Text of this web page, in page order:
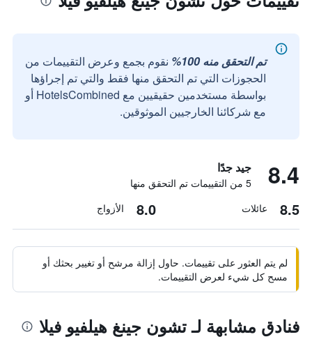
تم التحقق منه 100%
نقوم بجمع وعرض التقييمات من
الحجوزات التي تم التحقق منها فقط والتي تم إجراؤها
بواسطة مستخدمين حقيقيين مع HotelsCombined أو
مع شركائنا الخارجيين الموثوقين.
8.4 جيد جدًا
5 من التقييمات تم التحقق منها
8.5 عائلات 8.0 الأزواج
لم يتم العثور على تقييمات. حاول إزالة مرشح أو تغيير بحثك أو
مسح كل شيء لعرض التقييمات.
فنادق مشابهة لـ تشون جينغ هيلفيو فيلا